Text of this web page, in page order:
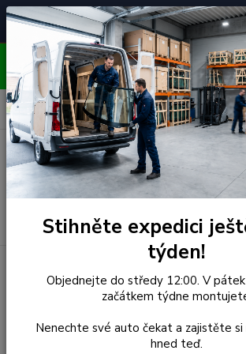
🚘
Čelní skla pro
unikátní vozy
📞
Poradenství
ZDARMA
OBJEDNÁVEJTE DO STŘEDY 12:00 -
EXPEDUJEME!!
Čelní Sklo - TOYOTA
Stihněte expedici
týden!
Objednejte do středy 12:00. V
začátkem týdne
Nenechte své auto čekat a zajistěte si
hned teď.